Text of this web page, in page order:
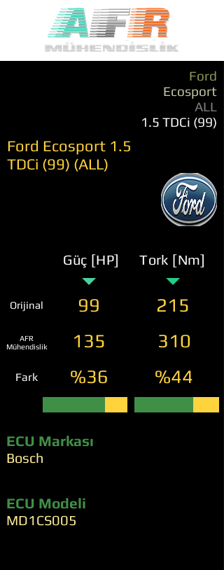
Ford
Ecosport
ALL
1.5 TDCi (99)
Ford Ecosport 1.5
TDCi (99) (ALL)
Güç [HP] Tork [Nm]
Orijinal 99 215
AFR
Mühendislik
135 310
Fark %36 %44
ECU Markası
Bosch
ECU Modeli
MD1CS005